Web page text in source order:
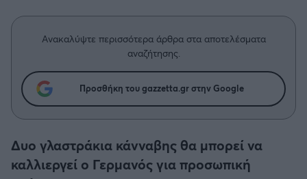
Άρης
ΟΦΗ
Ατρόμητος Αθηνών
Μια Ιστορία από την Πόλη
Ανακαλύψτε περισσότερα άρθρα στα αποτελέσματα
αναζήτησης.
Προσθήκη του gazzetta.gr στην Google
Δυο γλαστράκια κάνναβης θα μπορεί να
καλλιεργεί ο Γερμανός για προσωπική